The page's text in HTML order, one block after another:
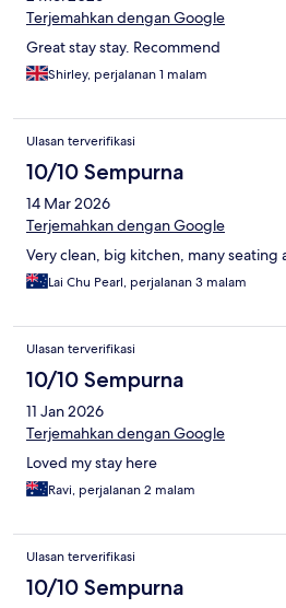
Terjemahkan dengan Google
Great stay stay. Recommend
Shirley, perjalanan 1 malam
Ulasan terverifikasi
10/10 Sempurna
14 Mar 2026
Terjemahkan dengan Google
Very clean, big kitchen, many
Lai Chu Pearl, perjalanan 3 malam
Ulasan terverifikasi
10/10 Sempurna
11 Jan 2026
Terjemahkan dengan Google
Loved my stay here
Ravi, perjalanan 2 malam
Ulasan terverifikasi
10/10 Sempurna